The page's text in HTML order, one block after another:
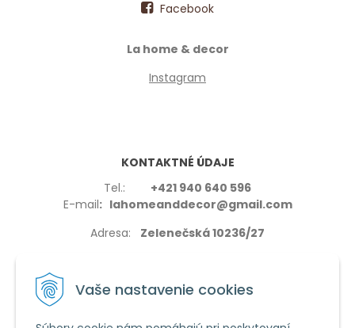
Vaše nastavenie cookies
Facebook
La home & decor
Instagram
KONTAKTNÉ ÚDAJE
Tel.: +421 940 640 596
E-mail: lahomeanddecor@gmail.com
Adresa: Zelenečská 10236/27